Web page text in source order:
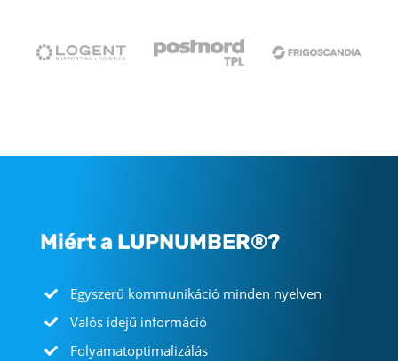
Miért a LUPNUMBER®?
Egyszerű kommunikáció minden nyelven
Valós idejű információ
Folyamatoptimalizálás